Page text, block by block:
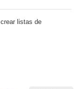
listas de